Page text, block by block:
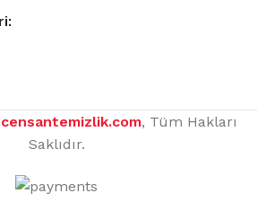
censantemizlik.com, Tüm Hakları
Saklıdır.